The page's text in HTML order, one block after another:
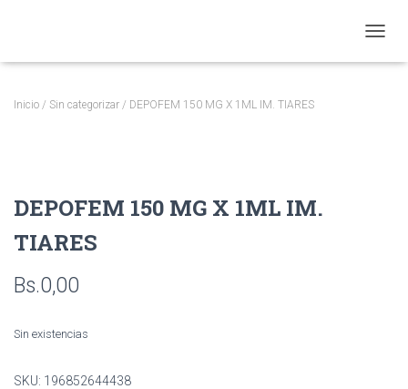
Inicio / Sin categorizar / DEPOFEM 150 MG X 1ML IM. TIARES
DEPOFEM 150 MG X 1ML IM.
TIARES
Bs.0,00
Sin existencias
SKU: 196852644438